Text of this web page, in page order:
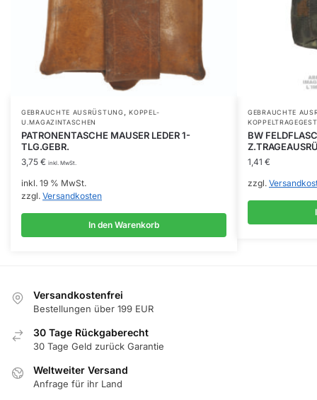
GEBRAUCHTE AUSRÜSTUNG,KOPPEL-
U.MAGAZINTASCHEN
PATRONENTASCHE MAUSER LEDER 1-
TLG.GEBR.
3,75 € inkl. MwSt.
inkl. 19 % MwSt.
zzgl. Versandkosten
In den Warenkorb
GEBRAUCHTE
BW
1,41 €
zzgl.
Versandkostenfrei
Bestellungen über 199 EUR
30 Tage Rückgaberecht
30 Tage Geld zurück Garantie
Weltweiter Versand
Anfrage für ihr Land